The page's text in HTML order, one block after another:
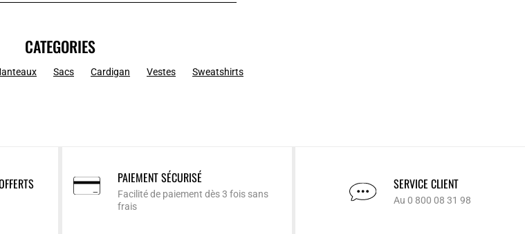
CATEGORIES
Sacs Cardigan Vestes Sweatshirts
PAIEMENT SÉCURISÉ
Facilité de paiement dès 3 fois sans
frais
SERVICE CLIENT
Au 0 800 08 31 98